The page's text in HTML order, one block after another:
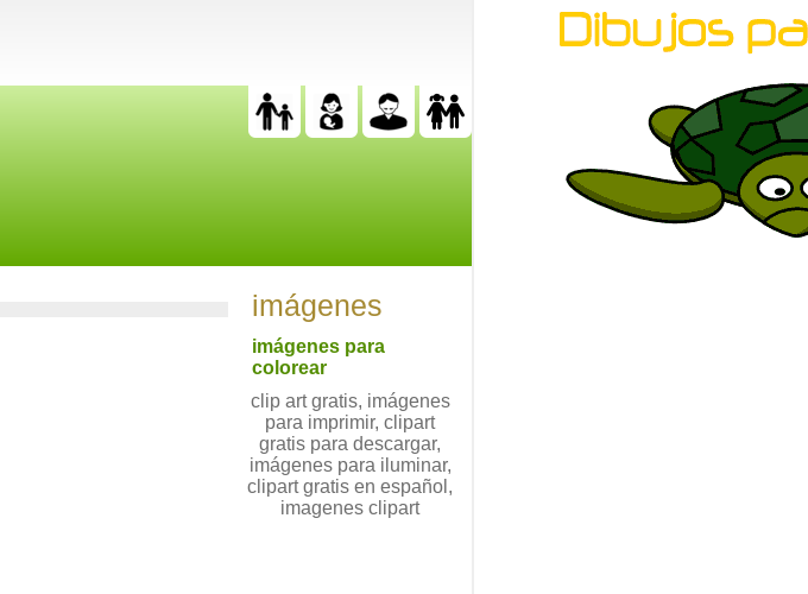
imágenes
imágenes para
colorear
clip art gratis, imágenes
para imprimir, clipart
gratis para descargar,
imágenes para iluminar,
clipart gratis en español,
imagenes clipart